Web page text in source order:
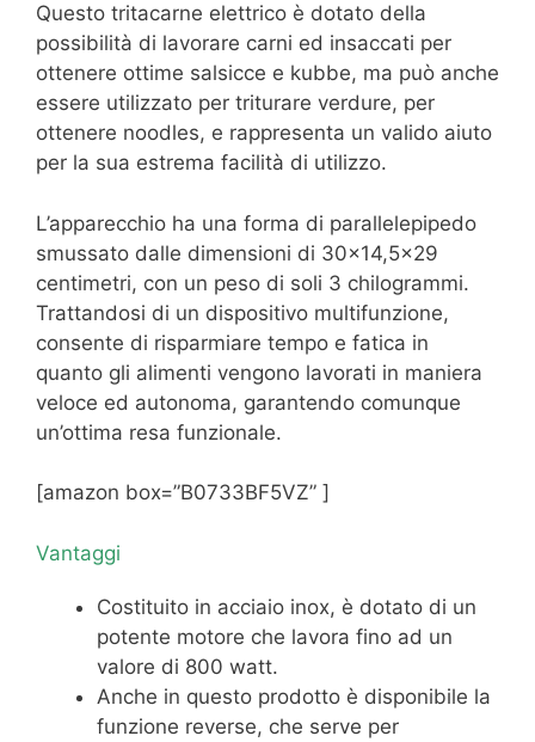
Questo tritacarne elettrico è dotato della
possibilità di lavorare carni ed insaccati per
ottenere ottime salsicce e kubbe, ma può anche
essere utilizzato per triturare verdure, per
ottenere noodles, e rappresenta un valido aiuto
per la sua estrema facilità di utilizzo.
L’apparecchio ha una forma di parallelepipedo
smussato dalle dimensioni di 30×14,5×29
centimetri, con un peso di soli 3 chilogrammi.
Trattandosi di un dispositivo multifunzione,
consente di risparmiare tempo e fatica in
quanto gli alimenti vengono lavorati in maniera
veloce ed autonoma, garantendo comunque
un’ottima resa funzionale.
[amazon box=”B0733BF5VZ” ]
Vantaggi
Costituito in acciaio inox, è dotato di un
potente motore che lavora fino ad un
valore di 800 watt.
Anche in questo prodotto è disponibile la
funzione reverse, che serve per